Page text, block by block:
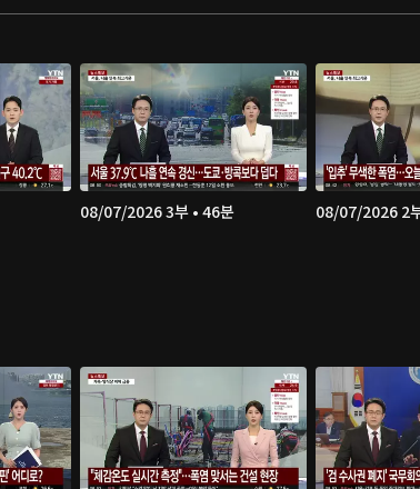
08/07/2026 3부 • 46분 08/07/2026 2